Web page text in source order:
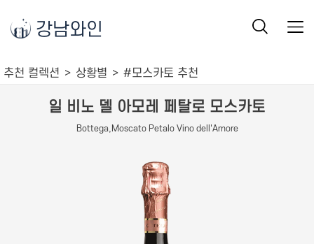
강남와인
추천 컬렉션 상황별 #모스카토 추천
일 비노 델 아모레 페탈로 모스카토
Bottega,Moscato Petalo Vino dell'Amore